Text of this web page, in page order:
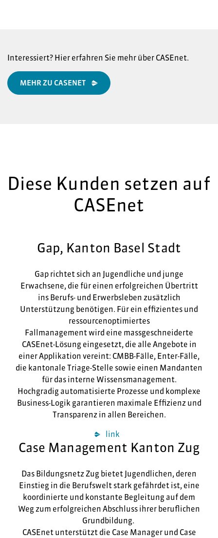
Interessiert? Hier erfahren Sie mehr über CASEnet.
MEHR ZU CASENET
Diese Kunden setzen auf
CASEnet
Gap, Kanton Basel Stadt
Gap richtet sich an Jugendliche und junge
Erwachsene, die für einen erfolgreichen Übertritt
ins Berufs- und Erwerbsleben zusätzlich
Unterstützung benötigen. Für ein effizientes und
ressourcenoptimiertes
Fallmanagement wird eine massgeschneiderte
CASEnet-Lösung eingesetzt, die alle Angebote in
einer Applikation vereint: CMBB-Fälle, Enter-Fälle,
die kantonale Triage-Stelle sowie einen Mandanten
für das interne Wissensmanagement.
Hochgradig automatisierte Prozesse und komplexe
Business-Logik garantieren maximale Effizienz und
Transparenz in allen Bereichen.
link
Case Management Kanton Zug
Das Bildungsnetz Zug bietet Jugendlichen, deren
Einstieg in die Berufswelt stark gefährdet ist, eine
koordinierte und konstante Begleitung auf dem
Weg zum erfolgreichen Abschluss ihrer beruflichen
Grundbildung.
CASEnet unterstützt die Case Manager und Case